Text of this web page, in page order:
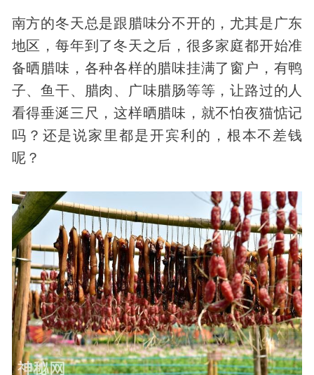
南方的冬天总是跟腊味分不开的，尤其是广东
地区，每年到了冬天之后，很多家庭都开始准
备晒腊味，各种各样的腊味挂满了窗户，有鸭
子、鱼干、腊肉、广味腊肠等等，让路过的人
看得垂涎三尺，这样晒腊味，就不怕夜猫惦记
吗？还是说家里都是开宾利的，根本不差钱
呢？